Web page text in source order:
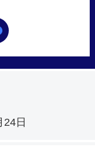
24日